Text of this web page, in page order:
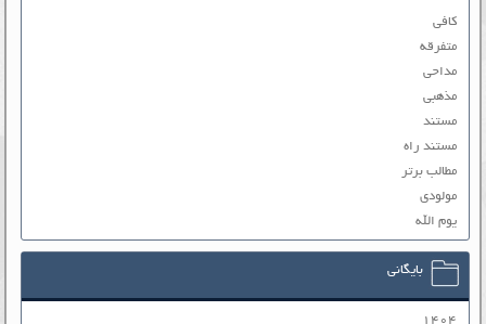
کافی
متفرقه
مداحی
مذهبی
مستند
مستند راه
مطالب برتر
مولودی
یوم الله
بایگانی
۱۴۰۴